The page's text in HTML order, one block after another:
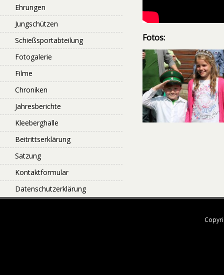
Fotos:
Ehrungen
Jungschützen
Schießsportabteilung
Fotogalerie
Filme
Chroniken
Jahresberichte
Kleeberghalle
Beitrittserklärung
Satzung
Kontaktformular
Datenschutzerklärung